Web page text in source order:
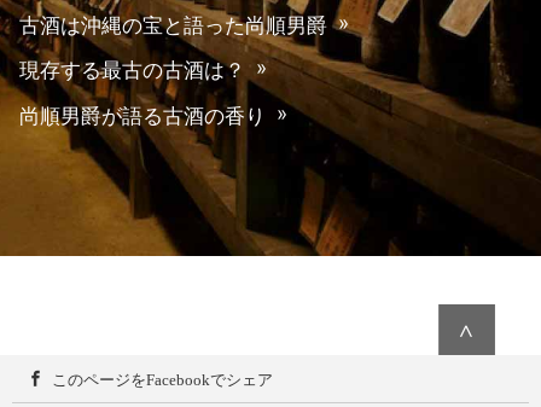
古酒は沖縄の宝と語った尚順男爵
現存する最古の古酒は？
尚順男爵が語る古酒の香り
∧
このページをFacebookでシェア